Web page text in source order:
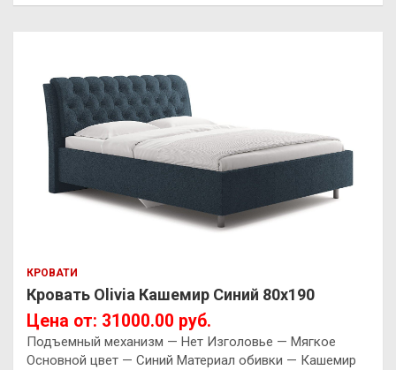
КРОВАТИ
Кровать Olivia Кашемир Синий 80х190
Цена от: 31000.00 руб.
Подъемный механизм — Нет Изголовье — Мягкое
Основной цвет — Синий Материал обивки — Кашемир